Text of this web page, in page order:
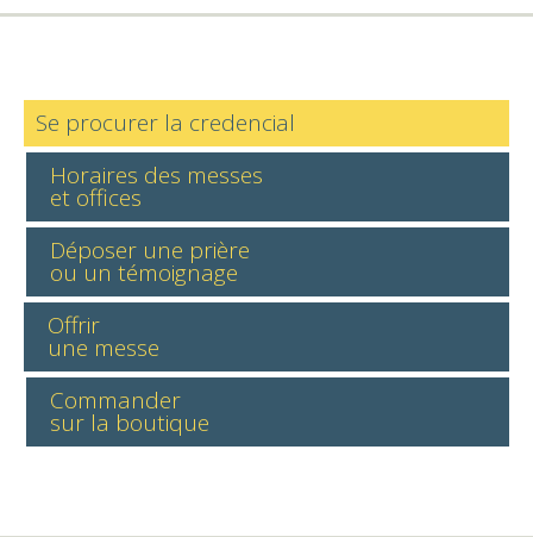
Se procurer la credencial
Horaires des messes
et offices
Déposer une prière
ou un témoignage
Offrir
une messe
Commander
sur la boutique